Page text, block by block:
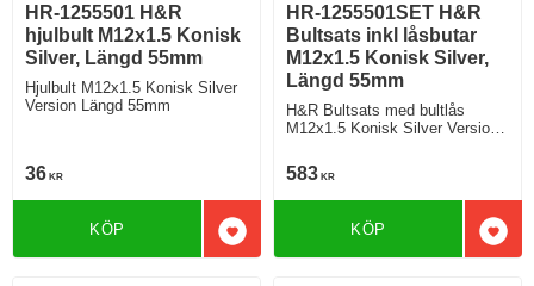
HR-1255501 H&R
hjulbult M12x1.5 Konisk
Silver, Längd 55mm
Hjulbult M12x1.5 Konisk Silver
Version Längd 55mm
36 KR
Lägg till i favoriter
KÖP
HR-1255501SET H&R
Bultsats inkl låsbutar
M12x1.5 Konisk Silver,
Längd 55mm
H&R Bultsats med bultlås
M12x1.5 Konisk Silver Version
583 KR
KÖP